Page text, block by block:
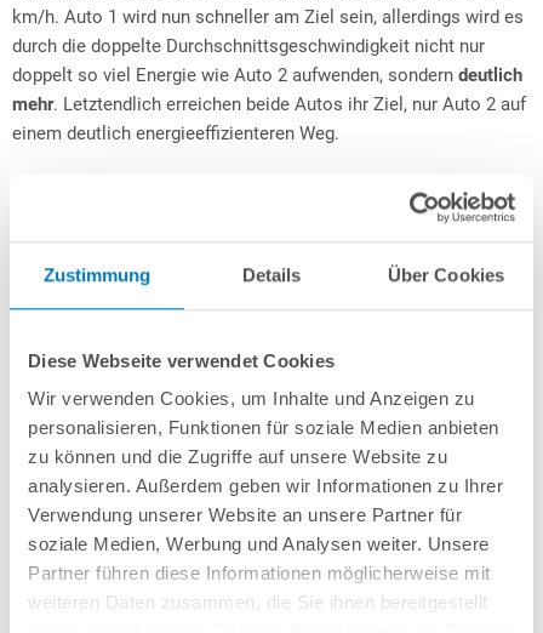
Zustimmung Details Über Cookies
Diese Webseite verwendet Cookies
Wir verwenden Cookies, um Inhalte und Anzeigen zu
personalisieren, Funktionen für soziale Medien anbieten
zu können und die Zugriffe auf unsere Website zu
analysieren. Außerdem geben wir Informationen zu Ihrer
Verwendung unserer Website an unsere Partner für
soziale Medien, Werbung und Analysen weiter. Unsere
Partner führen diese Informationen möglicherweise mit
weiteren Daten zusammen, die Sie ihnen bereitgestellt
km/h. Auto 1 wird nun schneller am Ziel sein, allerdings wird es
durch die doppelte Durchschnittsgeschwindigkeit nicht nur
doppelt so viel Energie wie Auto 2 aufwenden, sondern deutlich
mehr. Letztendlich erreichen beide Autos ihr Ziel, nur Auto 2 auf
einem deutlich energieeffizienteren Weg.
Am Markt gibt es mittlerweile eine gewisse Auswahl an
fertigen Inverter-Poolpumpen existieren hierbei insbesondere
auch Nachrüstprodukte, was vor allem all denjenigen
zugutekommt, die sich nicht von ihrer bestehenden Pumpe
trennen möchten.
Inverter-Poolpumpen
Für jeden, der ein neues Poolprojekt plant und mit einer
frequenzgesteuerten Lösung zur Umwälzung des Badewassers
liebäugelt, empfehlen sich grundsätzlich fertigeInverter-